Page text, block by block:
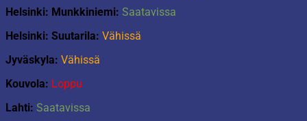
Helsinki: Munkkiniemi: Saatavissa
Helsinki: Suutarila: Vähissä
Jyväskyla: Vähissä
Kouvola: Loppu
Lahti: Saatavissa